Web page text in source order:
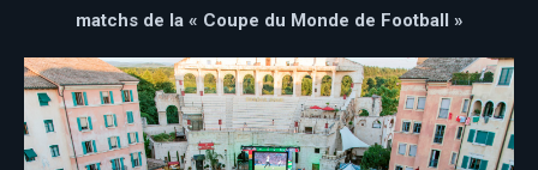
matchs de la « Coupe du Monde de Football »